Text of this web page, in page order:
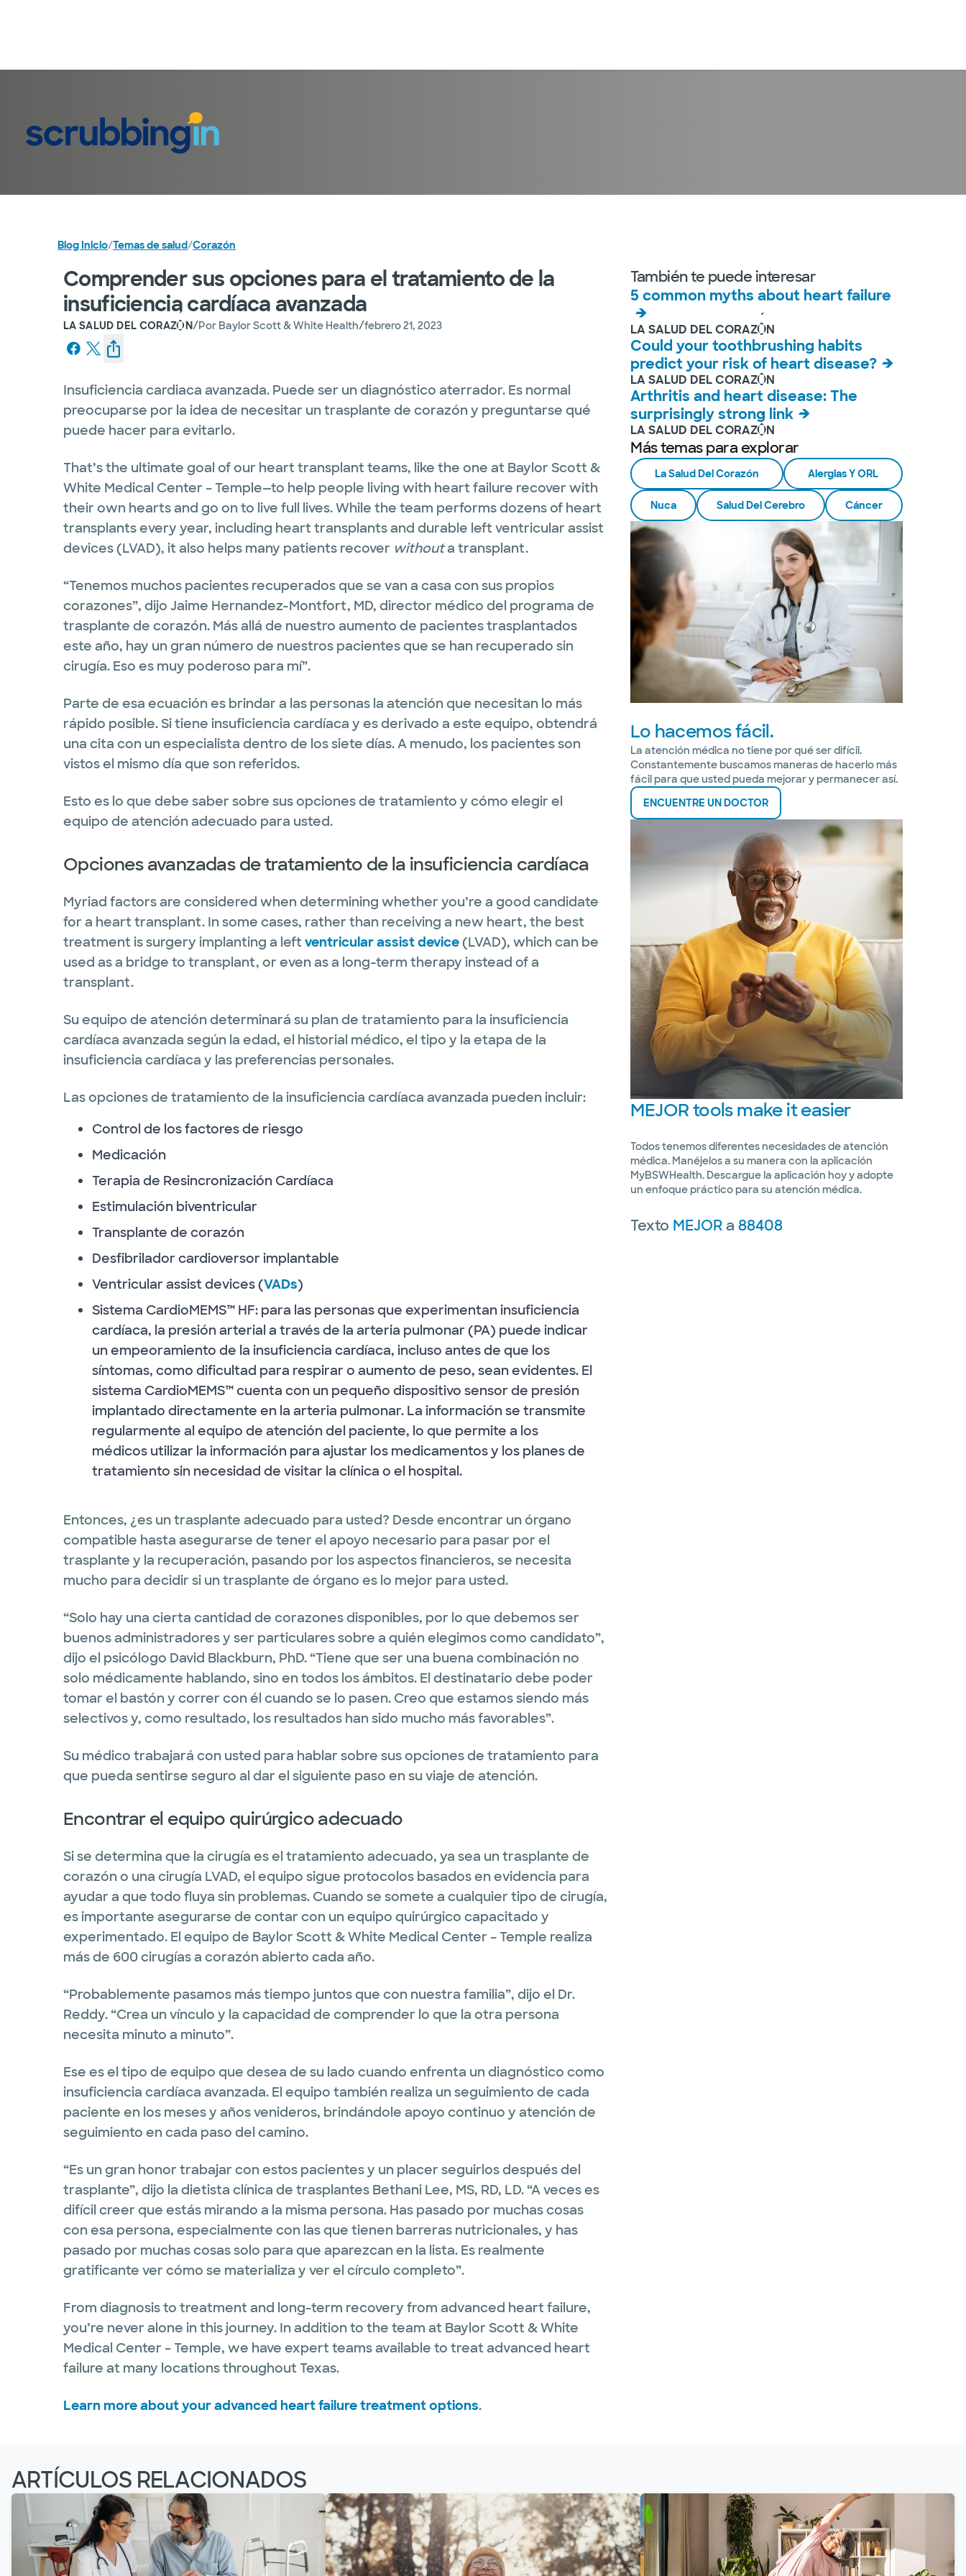
Blog Inicio/Temas de salud/Corazón
Comprender sus opciones para el tratamiento de la
insuficiencia cardíaca avanzada
LA SALUD DEL CORAZÓN/Por Baylor Scott & White Health/febrero 21, 2023
Insuficiencia cardiaca avanzada. Puede ser un diagnóstico aterrador. Es normal
preocuparse por la idea de necesitar un trasplante de corazón y preguntarse qué
puede hacer para evitarlo.
That’s the ultimate goal of our heart transplant teams, like the one at Baylor Scott &
White Medical Center ­– Temple—to help people living with heart failure recover with
their own hearts and go on to live full lives. While the team performs dozens of heart
transplants every year, including heart transplants and durable left ventricular assist
devices (LVAD), it also helps many patients recover withouta transplant.
“Tenemos muchos pacientes recuperados que se van a casa con sus propios
corazones”, dijo Jaime Hernandez-Montfort, MD, director médico del programa de
trasplante de corazón. Más allá de nuestro aumento de pacientes trasplantados
este año, hay un gran número de nuestros pacientes que se han recuperado sin
cirugía. Eso es muy poderoso para mí”.
Parte de esa ecuación es brindar a las personas la atención que necesitan lo más
rápido posible. Si tiene insuficiencia cardíaca y es derivado a este equipo, obtendrá
una cita con un especialista dentro de los siete días. A menudo, los pacientes son
vistos el mismo día que son referidos.
Esto es lo que debe saber sobre sus opciones de tratamiento y cómo elegir el
equipo de atención adecuado para usted.
Opciones avanzadas de tratamiento de la insuficiencia cardíaca
Myriad factors are considered when determining whether you’re a good candidate
for a heart transplant. In some cases, rather than receiving a new heart, the best
treatment is surgery implanting a leftventricular assist device(LVAD), which can be
used as a bridge to transplant, or even as a long-term therapy instead of a
transplant.
Su equipo de atención determinará su plan de tratamiento para la insuficiencia
cardíaca avanzada según la edad, el historial médico, el tipo y la etapa de la
insuficiencia cardíaca y las preferencias personales.
Las opciones de tratamiento de la insuficiencia cardíaca avanzada pueden incluir:
Control de los factores de riesgo
Medicación
Terapia de Resincronización Cardíaca
Estimulación biventricular
Transplante de corazón
Desfibrilador cardioversor implantable
Ventricular assist devices (VADs)
Sistema CardioMEMS™ HF: para las personas que experimentan insuficiencia
cardíaca, la presión arterial a través de la arteria pulmonar (PA) puede indicar
un empeoramiento de la insuficiencia cardíaca, incluso antes de que los
síntomas, como dificultad para respirar o aumento de peso, sean evidentes. El
sistema CardioMEMS™ cuenta con un pequeño dispositivo sensor de presión
implantado directamente en la arteria pulmonar. La información se transmite
regularmente al equipo de atención del paciente, lo que permite a los
médicos utilizar la información para ajustar los medicamentos y los planes de
tratamiento sin necesidad de visitar la clínica o el hospital.
Entonces, ¿es un trasplante adecuado para usted? Desde encontrar un órgano
compatible hasta asegurarse de tener el apoyo necesario para pasar por el
trasplante y la recuperación, pasando por los aspectos financieros, se necesita
mucho para decidir si un trasplante de órgano es lo mejor para usted.
“Solo hay una cierta cantidad de corazones disponibles, por lo que debemos ser
buenos administradores y ser particulares sobre a quién elegimos como candidato”,
dijo el psicólogo David Blackburn, PhD. “Tiene que ser una buena combinación no
solo médicamente hablando, sino en todos los ámbitos. El destinatario debe poder
tomar el bastón y correr con él cuando se lo pasen. Creo que estamos siendo más
selectivos y, como resultado, los resultados han sido mucho más favorables”.
Su médico trabajará con usted para hablar sobre sus opciones de tratamiento para
que pueda sentirse seguro al dar el siguiente paso en su viaje de atención.
Encontrar el equipo quirúrgico adecuado
Si se determina que la cirugía es el tratamiento adecuado, ya sea un trasplante de
corazón o una cirugía LVAD, el equipo sigue protocolos basados en evidencia para
ayudar a que todo fluya sin problemas. Cuando se somete a cualquier tipo de cirugía,
es importante asegurarse de contar con un equipo quirúrgico capacitado y
experimentado. El equipo de Baylor Scott & White Medical Center – Temple realiza
más de 600 cirugías a corazón abierto cada año.
“Probablemente pasamos más tiempo juntos que con nuestra familia”, dijo el Dr.
Reddy. “Crea un vínculo y la capacidad de comprender lo que la otra persona
necesita minuto a minuto”.
Ese es el tipo de equipo que desea de su lado cuando enfrenta un diagnóstico como
insuficiencia cardíaca avanzada. El equipo también realiza un seguimiento de cada
paciente en los meses y años venideros, brindándole apoyo continuo y atención de
seguimiento en cada paso del camino.
“Es un gran honor trabajar con estos pacientes y un placer seguirlos después del
trasplante”, dijo la dietista clínica de trasplantes Bethani Lee, MS, RD, LD. “A veces es
difícil creer que estás mirando a la misma persona. Has pasado por muchas cosas
con esa persona, especialmente con las que tienen barreras nutricionales, y has
pasado por muchas cosas solo para que aparezcan en la lista. Es realmente
gratificante ver cómo se materializa y ver el círculo completo”.
From diagnosis to treatment and long-term recovery from advanced heart failure,
you’re never alone in this journey. In addition to the team at Baylor Scott & White
Medical Center – Temple, we have expert teams available to treat advanced heart
failure at many locations throughout Texas.
Learn more about your advanced heart failure treatment options.
También te puede interesar
5 common myths about heart failure
LA SALUD DEL CORAZÓN
Could your toothbrushing habits
predict your risk of heart disease?
LA SALUD DEL CORAZÓN
Arthritis and heart disease: The
surprisingly strong link
LA SALUD DEL CORAZÓN
Más temas para explorar
La Salud Del Corazón Alergias Y ORL
Nuca Salud Del Cerebro Cáncer
Lo hacemos fácil.
La atención médica no tiene por qué ser difícil.
Constantemente buscamos maneras de hacerlo más
fácil para que usted pueda mejorar y permanecer así.
ENCUENTRE UN DOCTOR
MEJORtools make it easier
Todos tenemos diferentes necesidades de atención
médica. Manéjelos a su manera con la aplicación
MyBSWHealth. Descargue la aplicación hoy y adopte
un enfoque práctico para su atención médica.
Texto MEJORa88408
ARTÍCULOS RELACIONADOS